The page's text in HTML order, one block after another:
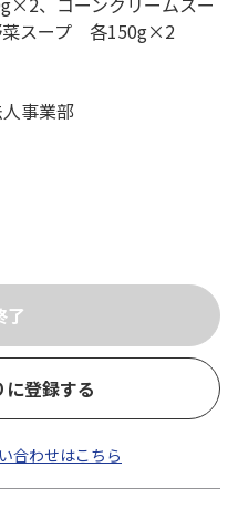
菜スープ 各150g×2
事業部
登録する
合わせはこちら